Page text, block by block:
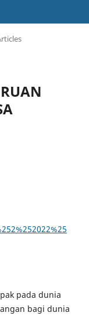
pada dunia
bagi dunia